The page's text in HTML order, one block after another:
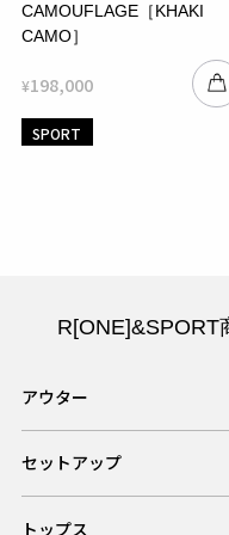
CAMOUFLAGE［KHAKI
CAMO］
¥198,000
SPORT
R[ONE]&SPORT
アウター
セットアップ
トップス